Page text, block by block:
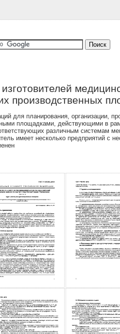
производственных
для планирования, организации,
площадками, действующими в
различным системам
имеет несколько предприятий